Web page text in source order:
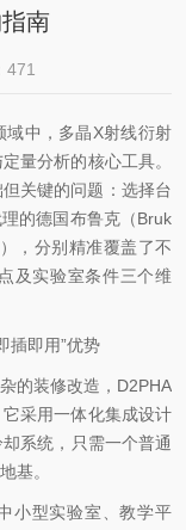
南
471
中，多晶X射线衍射
量分析的核心工具。
关键的问题：选择台
的德国布鲁克（Bruk
，分别精准覆盖了不
及实验室条件三个维
即用”优势
的装修改造，D2PHA
采用一体化集成设计
系统，只需一个普通
基。
小型实验室、教学平